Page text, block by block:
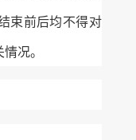
束前后均不得对
况。